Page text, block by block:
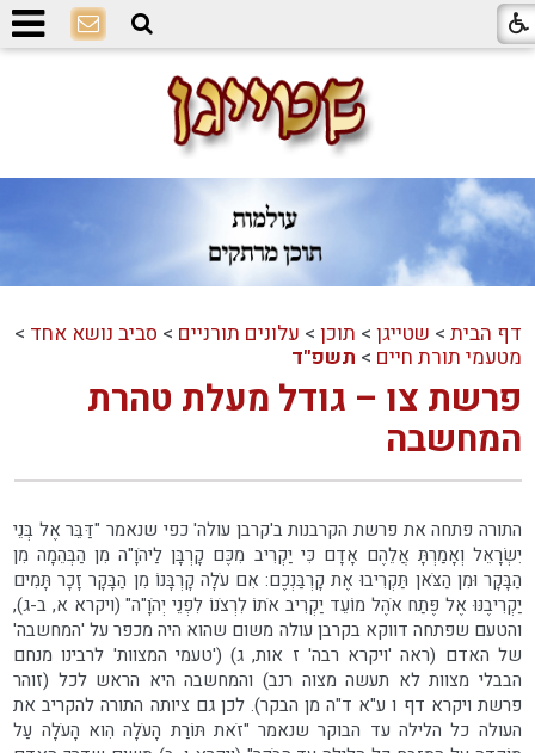
דף הבית > שטייגן > תוכן > עלונים תורניים > סביב נושא אחד >
מטעמי תורת חיים > תשפ"ד
פרשת צו – גודל מעלת טהרת
המחשבה
התורה פתחה את פרשת הקרבנות ב'קרבן עולה' כפי שנאמר "דַּבֵּר אֶל בְּנֵי
יִשְׂרָאֵל וְאָמַרְתָּ אֲלֵהֶם אָדָם כִּי יַקְרִיב מִכֶּם קָרְבָּן לַיהֹוָ"ה מִן הַבְּהֵמָה מִן
הַבָּקָר וּמִן הַצֹּאן תַּקְרִיבוּ אֶת קָרְבַּנְכֶם: אִם עֹלָה קָרְבָּנוֹ מִן הַבָּקָר זָכָר תָּמִים
יַקְרִיבֶנּוּ אֶל פֶּתַח אֹהֶל מוֹעֵד יַקְרִיב אֹתוֹ לִרְצֹנוֹ לִפְנֵי יְהֹוָ"ה" (ויקרא א, ב-ג),
והטעם שפתחה דווקא בקרבן עולה משום שהוא היה מכפר על 'המחשבה'
של האדם (ראה 'ויקרא רבה' ז אות, ג) ('טעמי המצוות' לרבינו מנחם
הבבלי מצוות לא תעשה מצוה רנב) והמחשבה היא הראש לכל (זוהר
פרשת ויקרא דף ו ע"א ד"ה מן הבקר). לכן גם ציותה התורה להקריב את
העולה כל הלילה עד הבוקר שנאמר "זֹאת תּוֹרַת הָעֹלָה הִוא הָעֹלָה עַל